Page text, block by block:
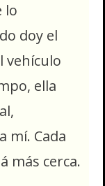
lo
doy el
vehículo
ella
mí. Cada
más cerca.